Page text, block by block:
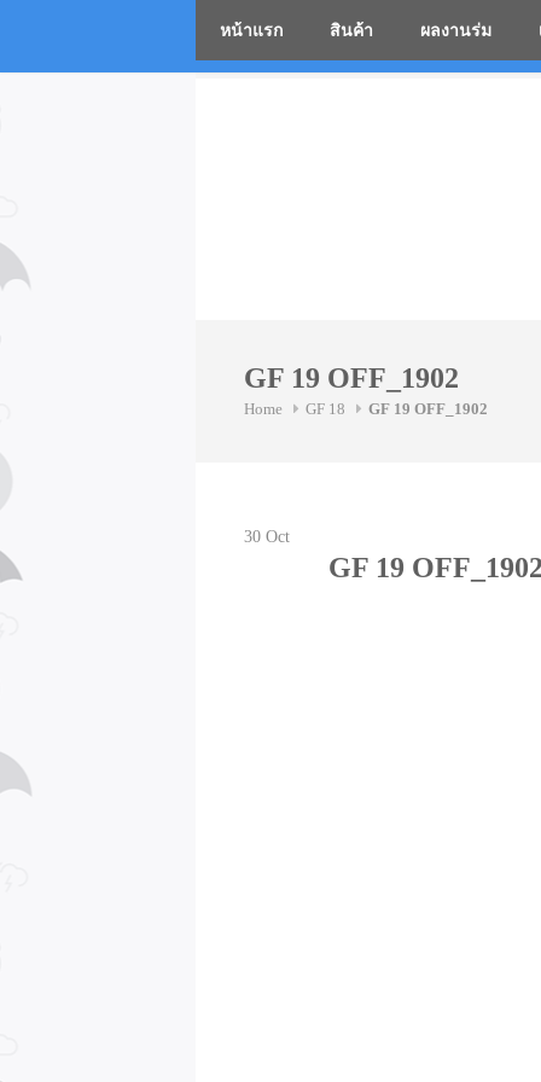
หน้าแรก สินค้า ผลงานร่ม
GF 19 OFF_1902
Home GF 18 GF 19 OFF_1902
30 Oct
GF 19 OFF_1902
โรงงาน